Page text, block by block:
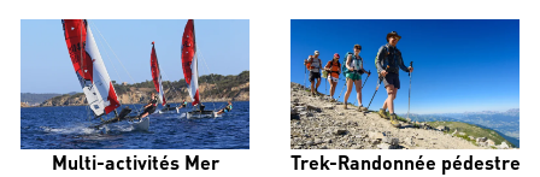
Multi-activités Mer Trek-Randonnée pédestre